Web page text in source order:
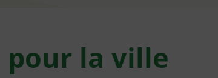
pour la ville